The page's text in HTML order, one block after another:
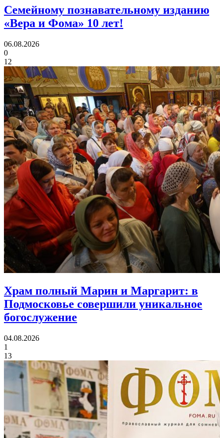
Семейному познавательному изданию
«Вера и Фома» 10 лет!
06.08.2026
0
12
Храм полный Марин и Маргарит: в
Подмосковье совершили уникальное
богослужение
04.08.2026
1
13